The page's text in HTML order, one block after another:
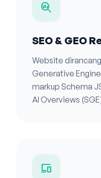
search_insights
SEO & GEO
Website
Generative
markup Schema
AI Overviews
devices